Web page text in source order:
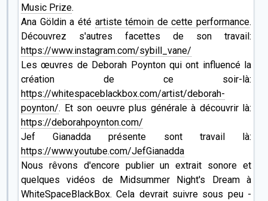
Music Prize.
Ana Göldin a été artiste témoin de cette performance.
Découvrez s'autres facettes de son travail:
https://www.instagram.com/sybill_vane/
Les œuvres de Deborah Poynton qui ont influencé la
création de ce soir-là:
https://whitespaceblackbox.com/artist/deborah-
poynton/. Et son oeuvre plus générale à découvrir là:
https://deborahpoynton.com/
Jef Gianadda présente sont travail là:
https://www.youtube.com/JefGianadda
Nous rêvons d'encore publier un extrait sonore et
quelques vidéos de Midsummer Night's Dream à
WhiteSpaceBlackBox. Cela devrait suivre sous peu -